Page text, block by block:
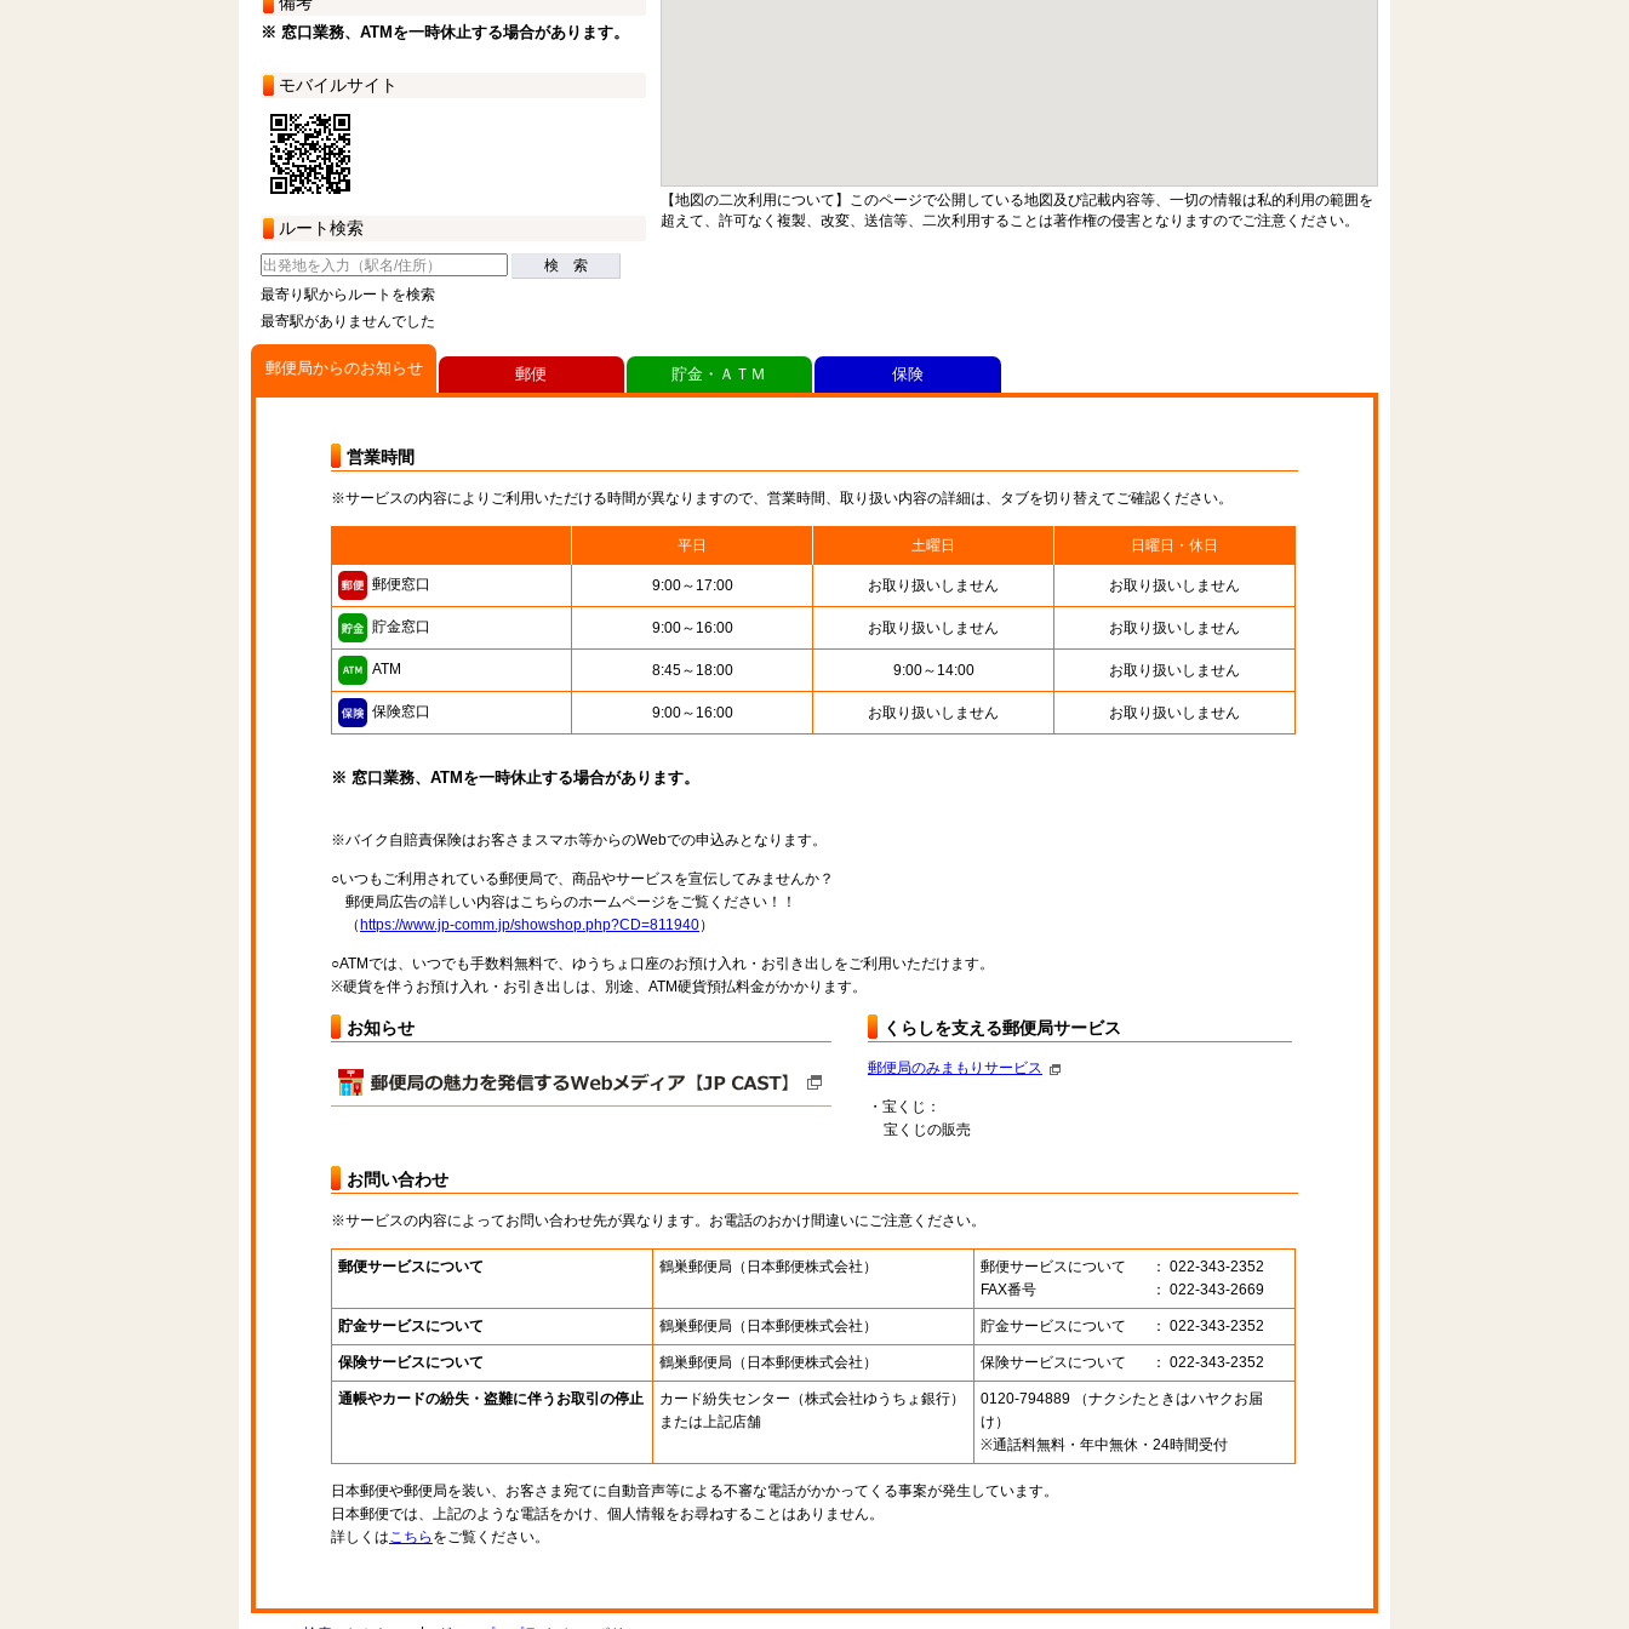
※ 窓口業務、ATMを一時休止する場合があります。
モバイルサイト
ルート検索
検 索
最寄り駅からルートを検索
最寄駅がありませんでした
【地図の二次利用について】このページで公開している地図及び記載内容等、一切の情報は私的利用の範囲を
超えて、許可なく複製、改変、送信等、二次利用することは著作権の侵害となりますのでご注意ください。
郵便局からのお知らせ
営業時間
※サービスの内容によりご利用いただける時間が異なりますので、営業時間、取り扱い内容の詳細は、タブを切り替えてご確認ください。
平日 土曜日 日曜日・休日
郵便窓口 9:00～17:00 お取り扱いしません お取り扱いしません
貯金窓口 9:00～16:00 お取り扱いしません お取り扱いしません
ATM 8:45～18:00 9:00～14:00 お取り扱いしません
保険窓口 9:00～16:00 お取り扱いしません お取り扱いしません
※ 窓口業務、ATMを一時休止する場合があります。
※バイク自賠責保険はお客さまスマホ等からのWebでの申込みとなります。
○いつもご利用されている郵便局で、商品やサービスを宣伝してみませんか？
郵便局広告の詳しい内容はこちらのホームページをご覧ください！！
（ https://www.jp-comm.jp/showshop.php?CD=811940）
○ATMでは、いつでも手数料無料で、ゆうちょ口座のお預け入れ・お引き出しをご利用いただけます。
※硬貨を伴うお預け入れ・お引き出しは、別途、ATM硬貨預払料金がかかります。
お知らせ くらしを支える郵便局サービス
郵便局のみまもりサービス
・宝くじ：
宝くじの販売
お問い合わせ
※サービスの内容によってお問い合わせ先が異なります。お電話のおかけ間違いにご注意ください。
郵便サービスについて 鶴巣郵便局 （日本郵便株式会社） 郵便サービスについて
： 022-343-2352
FAX番号
： 022-343-2669
貯金サービスについて 鶴巣郵便局 （日本郵便株式会社） 貯金サービスについて ： 022-343-2352
保険サービスについて 鶴巣郵便局 （日本郵便株式会社） 保険サービスについて ： 022-343-2352
通帳やカードの紛失・盗難に伴うお取引の停止 カード紛失センター （株式会社ゆうちょ銀行）
または上記店舗
0120-794889 （ナクシたときはハヤクお届
け）
※通話料無料・年中無休・24時間受付
日本郵便や郵便局を装い、お客さま宛てに自動音声等による不審な電話がかかってくる事案が発生しています。
日本郵便では、上記のような電話をかけ、個人情報をお尋ねすることはありません。
詳しくはこちら をご覧ください。
郵便 貯金・ＡＴＭ 保険